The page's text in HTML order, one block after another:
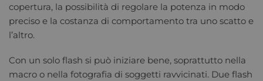
copertura, la possibilità di regolare la potenza in modo
preciso e la costanza di comportamento tra uno scatto e
l’altro.
Con un solo flash si può iniziare bene, soprattutto nella
macro o nella fotografia di soggetti ravvicinati. Due flash